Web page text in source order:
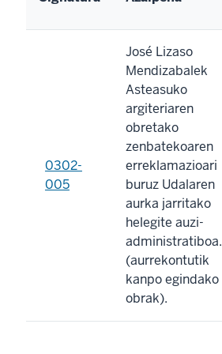
0302-
005
José Lizaso
Mendizabalek
Asteasuko
argiteriaren
obretako
zenbatekoaren
erreklamazioari
buruz Udalaren
aurka jarritako
helegite auzi-
administratiboa.
(aurrekontutik
kanpo egindako
obrak).